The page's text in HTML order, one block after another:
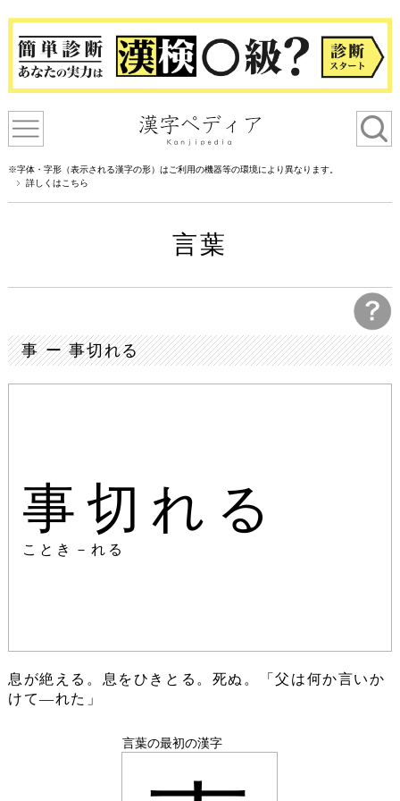
※字体・字形（表示される漢字の形）はご利用の機器等の環境により異なります。
詳しくはこちら
言葉
事 ー 事切れる
事切れる
ことき－れる
息が絶える。息をひきとる。死ぬ。「父は何か言いか
けて―れた」
言葉の最初の漢字